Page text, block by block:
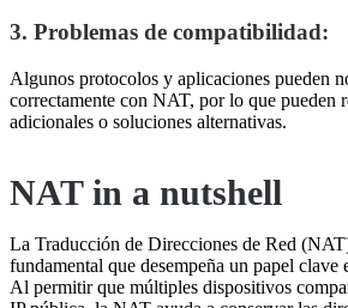
3. Problemas de compatibilidad:
Algunos protocolos y aplicaciones pueden
correctamente con NAT, por lo que pueden
adicionales o soluciones alternativas.
NAT in a nutshell
La Traducción de Direcciones de Red
fundamental que desempeña un papel clave
Al permitir que múltiples dispositivos